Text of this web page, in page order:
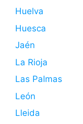
Huelva
Huesca
Jaén
La Rioja
Las Palmas
León
Lleida